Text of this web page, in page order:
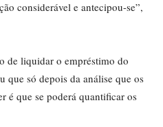
considerável e antecipou-se”,
de liquidar o empréstimo do
que só depois da análise que os
é que se poderá quantificar os